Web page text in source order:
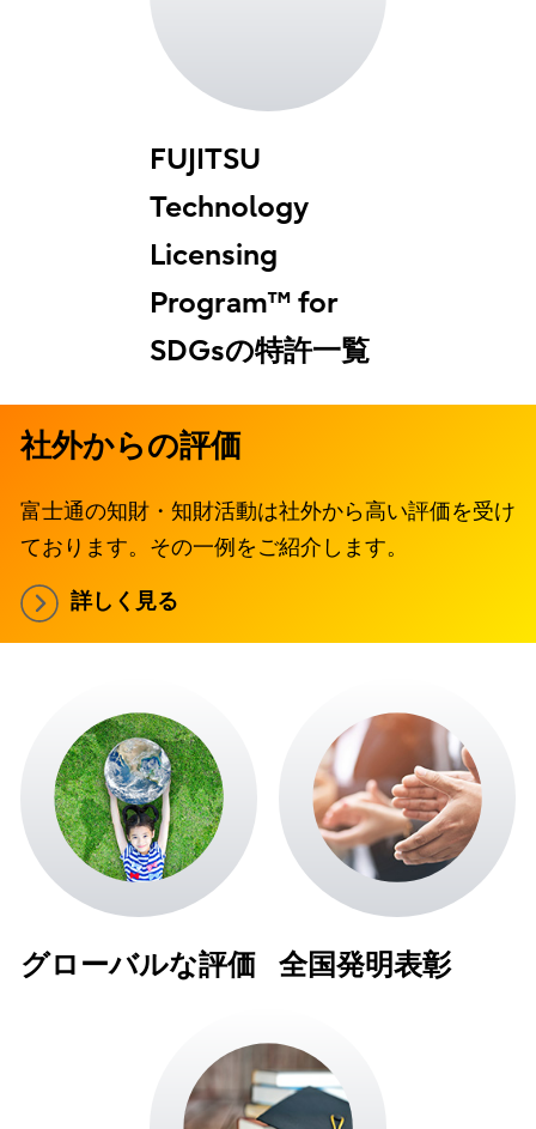
FUJITSU
Technology
Licensing
Program™ for
SDGsの特許一覧
社外からの評価
富士通の知財・知財活動は社外から高い評価を受け
ております。その一例をご紹介します。
詳しく見る
グローバルな評価 全国発明表彰